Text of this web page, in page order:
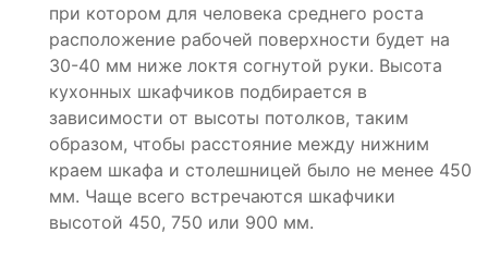
при котором для человека среднего роста
расположение рабочей поверхности будет на
30-40 мм ниже локтя согнутой руки. Высота
кухонных шкафчиков подбирается в
зависимости от высоты потолков, таким
образом, чтобы расстояние между нижним
краем шкафа и столешницей было не менее 450
мм. Чаще всего встречаются шкафчики
высотой 450, 750 или 900 мм.